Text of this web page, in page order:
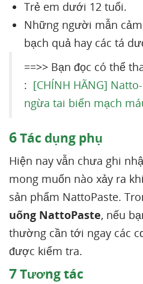
Trẻ em dưới 12 tuổi.
Những người mẫn
bạch quả hay các tá
==>> Bạn đọc có thể
: [CHÍNH HÃNG]
ngừa tai biến mạch
6Tác dụng phụ
Hiện nay vẫn chưa ghi
mong muốn nào xảy ra
sản phẩm NattoPaste.
uống NattoPaste, nếu
thường cần tới ngay các
được kiểm tra.
7Tương tác